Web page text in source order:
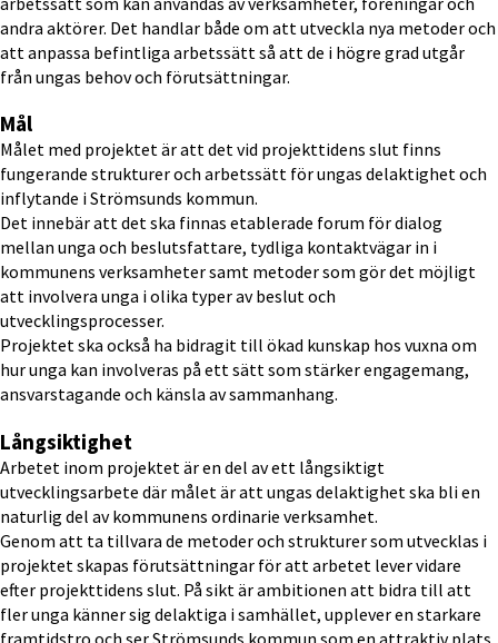
andra aktörer. Det handlar både om att utveckla nya metoder och
att anpassa befintliga arbetssätt så att de i högre grad utgår
från ungas behov och förutsättningar.
Mål
Målet med projektet är att det vid projekttidens slut finns
fungerande strukturer och arbetssätt för ungas delaktighet och
inflytande i Strömsunds kommun.
Det innebär att det ska finnas etablerade forum för dialog
mellan unga och beslutsfattare, tydliga kontaktvägar in i
kommunens verksamheter samt metoder som gör det möjligt
att involvera unga i olika typer av beslut och
utvecklingsprocesser.
Projektet ska också ha bidragit till ökad kunskap hos vuxna om
hur unga kan involveras på ett sätt som stärker engagemang,
ansvarstagande och känsla av sammanhang.
Långsiktighet
Arbetet inom projektet är en del av ett långsiktigt
utvecklingsarbete där målet är att ungas delaktighet ska bli en
naturlig del av kommunens ordinarie verksamhet.
Genom att ta tillvara de metoder och strukturer som utvecklas i
projektet skapas förutsättningar för att arbetet lever vidare
efter projekttidens slut. På sikt är ambitionen att bidra till att
fler unga känner sig delaktiga i samhället, upplever en starkare
framtidstro och ser Strömsunds kommun som en attraktiv plats